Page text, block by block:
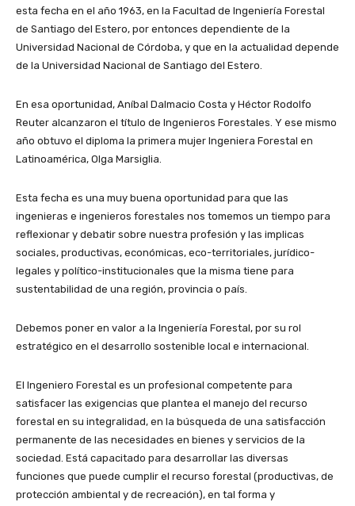
esta fecha en el año 1963, en la Facultad de Ingeniería Forestal
de Santiago del Estero, por entonces dependiente de la
Universidad Nacional de Córdoba, y que en la actualidad depende
de la Universidad Nacional de Santiago del Estero.
En esa oportunidad, Aníbal Dalmacio Costa y Héctor Rodolfo
Reuter alcanzaron el título de Ingenieros Forestales. Y ese mismo
año obtuvo el diploma la primera mujer Ingeniera Forestal en
Latinoamérica, Olga Marsiglia.
Esta fecha es una muy buena oportunidad para que las
ingenieras e ingenieros forestales nos tomemos un tiempo para
reflexionar y debatir sobre nuestra profesión y las implicas
sociales, productivas, económicas, eco-territoriales, jurídico-
legales y político-institucionales que la misma tiene para
sustentabilidad de una región, provincia o país.
Debemos poner en valor a la Ingeniería Forestal, por su rol
estratégico en el desarrollo sostenible local e internacional.
El Ingeniero Forestal es un profesional competente para
satisfacer las exigencias que plantea el manejo del recurso
forestal en su integralidad, en la búsqueda de una satisfacción
permanente de las necesidades en bienes y servicios de la
sociedad. Está capacitado para desarrollar las diversas
funciones que puede cumplir el recurso forestal (productivas, de
protección ambiental y de recreación), en tal forma y